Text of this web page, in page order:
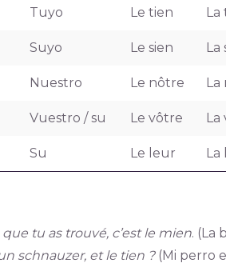
Tuyo Le tien La
Suyo Le sien La
Nuestro Le nôtre La
Vuestro / su Le vôtre La
Su Le leur La
tu as trouvé, c’est le mien. (La
schnauzer, et le tien ?(Mi perro